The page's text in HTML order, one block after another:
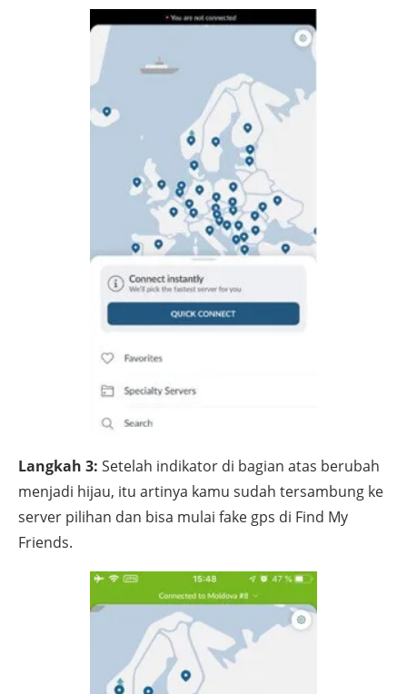
Langkah 3: Setelah indikator di bagian atas berubah
menjadi hijau, itu artinya kamu sudah tersambung ke
server pilihan dan bisa mulai fake gps di Find My
Friends.